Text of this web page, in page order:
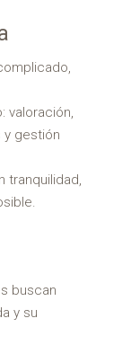
valoración,
y gestión
tranquilidad,
buscan
y su